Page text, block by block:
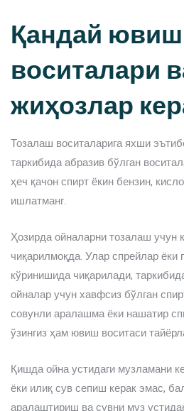
Қандай ювиш
воситалари
жиҳозлар
Тозалаш воситаларига яхши
таркибида абразив бўлган
ҳеч қачон спирт ёкин бензин,
ишлатманг.
Ҳозирда ойналарни тозалаш учун
чиқарилмоқда. Улар спрейлар
кўринишида чиқарилади,
ойналар учун хавфсиз бўлган
совунли аралашма ёки нашатир
ўзингиз ҳам ювиш воситаси
Қишда ойна устидаги музламани
ёки илиқ сув сепиш керак эмас,
аралаштириш ва сувни муз